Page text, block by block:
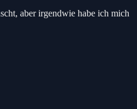
aber irgendwie habe ich mich